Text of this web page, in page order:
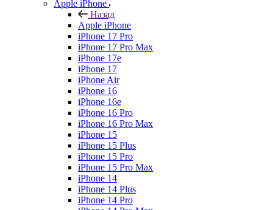
Apple iPhone
Назад
Apple iPhone
iPhone 17 Pro
iPhone 17 Pro Max
iPhone 17e
iPhone 17
iPhone Air
iPhone 16
iPhone 16e
iPhone 16 Pro
iPhone 16 Pro Max
iPhone 15
iPhone 15 Plus
iPhone 15 Pro
iPhone 15 Pro Max
iPhone 14
iPhone 14 Plus
iPhone 14 Pro